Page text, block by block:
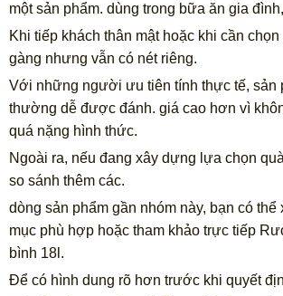
một sản phẩm. dùng trong bữa ăn gia
Khi tiếp khách thân mật hoặc khi cần
gàng nhưng vẫn có nét riêng.
Với những người ưu tiên tính thực tế, sản
thường dễ được đánh. giá cao hơn vì
quá nặng hình thức.
Ngoài ra, nếu đang xây dựng lựa chọn
so sánh thêm các.
dòng sản phẩm gần nhóm này, bạn có thể
mục phù hợp hoặc tham khảo trực tiếp
bình 18l.
Để có hình dung rõ hơn trước khi quyết